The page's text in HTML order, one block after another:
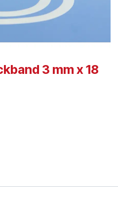
3 mm x 18